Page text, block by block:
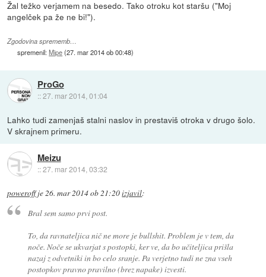
Žal težko verjamem na besedo. Tako otroku kot staršu ("Moj
angelček pa že ne bi!").
Zgodovina sprememb…
spremenil:Mipe(27. mar 2014 ob 00:48)
ProGo
::27. mar 2014, 01:04
Lahko tudi zamenjaš stalni naslov in prestaviš otroka v drugo šolo.
V skrajnem primeru.
Meizu
::27. mar 2014, 03:32
poweroffje26. mar 2014 ob 21:20izjavil:
Bral sem samo prvi post.
To, da ravnateljica nič ne more je bullshit. Problem je v tem, da
noče. Noče se ukvarjat s postopki, ker ve, da bo učiteljica prišla
nazaj z odvetniki in bo celo sranje. Pa verjetno tudi ne zna vseh
postopkov pravno pravilno (brez napake) izvesti.